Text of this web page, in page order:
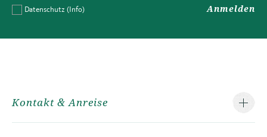
Datenschutz (Info) Anmelden
Kontakt & Anreise